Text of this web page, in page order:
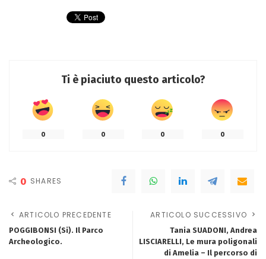
Ti è piaciuto questo articolo?
0 0 0 0
0 SHARES
ARTICOLO PRECEDENTE
POGGIBONSI (Si). Il Parco
Archeologico.
ARTICOLO SUCCESSIVO
Tania SUADONI, Andrea
LISCIARELLI, Le mura poligonali
di Amelia – Il percorso di